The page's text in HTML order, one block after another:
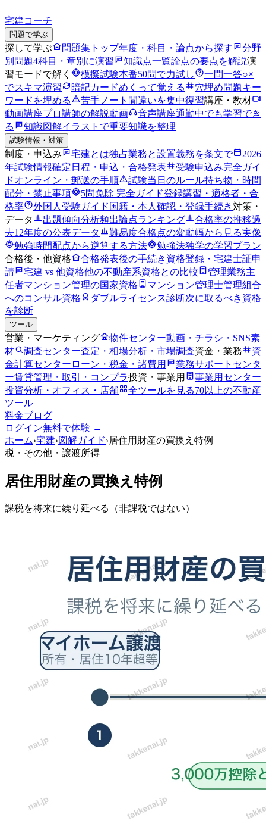
宅建コーチ
問題で学ぶ
探して学ぶ 問題集トップ年度・科目・論点から探す
分野
別問題4科目・章別に演習 知識点一覧論点の要点を解説演
習モードで解く
模擬試験本番50問で力試し 一問一答○×
でスキマ演習
暗記カードめくって覚える 穴埋め問題キー
ワードを埋める
苦手ノート 間違いを集中復習講座・教材
動画講座プロ講師の解説動画 音声講座通勤中でも学習でき
る
知識図解イラストで重要知識を整理
試験情報・対策
制度・申込み 宅建とは独占業務と設置義務を条文で
2026
年試験情報確定日程・申込・合格発表
受験申込み完全ガイ
ドオンライン・郵送の手順 試験当日のルール持ち物・時間
配分・禁止事項
5問免除 完全ガイド登録講習・適格者・合
格率
外国人受験ガイド 国籍・本人確認・登録手続き対策・
データ
出題傾向分析頻出論点ランキング 合格率の推移過
去12年度の公表データ
難易度合格点の変動幅から見る実像
勉強時間配点から逆算する方法 勉強法独学の学習プラン
合格後・他資格
合格発表後の手続き 資格登録・宅建士証申
請
宅建 vs 他資格他の不動産系資格との比較
管理業務主
任者マンション管理の国家資格 マンション管理士管理組合
へのコンサル資格
ダブルライセンス診断次に取るべき資格
を診断
ツール
営業・マーケティング 物件センター動画・チラシ・SNS素
材
調査センター査定・相場分析・市場調査資金・業務
資
金計算センター ローン・税金・諸費用
業務サポートセンタ
ー賃貸管理・取引・コンプラ投資・事業用
事業用センター
投資分析・オフィス・店舗
全ツールを見る70以上の不動産
ツール
料金ブログ
ログイン無料で体験 →
ホーム›宅建›図解ガイド›居住用財産の買換え特例
税・その他 ・譲渡所得
居住用財産の買換え特例
課税を将来に繰り延べる（非課税ではない）